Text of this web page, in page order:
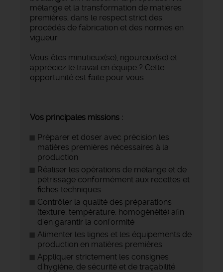
mélange et la transformation de matières
premières, dans le respect strict des
procédés de fabrication et des normes en
vigueur.
Vous êtes minutieux(se), rigoureux(se) et
appréciez le travail en équipe ? Cette
opportunité est faite pour vous
Vos principales missions :
Préparer et doser avec précision les
matières premières nécessaires à la
production
Réaliser les opérations de mélange et de
pétrissage conformément aux recettes et
fiches techniques
Contrôler la qualité des préparations
(texture, température, homogénéité) afin
d’en garantir la conformité
Alimenter les lignes et les équipements de
production en matières premières
Appliquer strictement les consignes
d’hygiène, de sécurité et de traçabilité